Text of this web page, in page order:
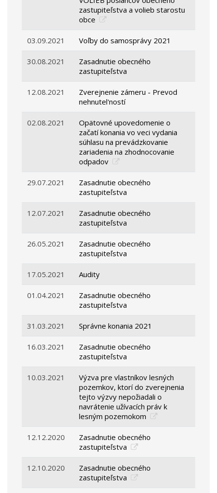
zastupiteľstva a volieb starostu
obce
03.09.2021 Voľby do samosprávy 2021
30.08.2021
Zasadnutie obecného
zastupiteľstva
12.08.2021
Zverejnenie zámeru - Prevod
nehnutel'ností
02.08.2021
Opätovné upovedomenie o
začatí konania vo veci vydania
súhlasu na prevádzkovanie
zariadenia na zhodnocovanie
odpadov
29.07.2021
Zasadnutie obecného
zastupiteľstva
12.07.2021
Zasadnutie obecného
zastupiteľstva
26.05.2021
Zasadnutie obecného
zastupiteľstva
17.05.2021 Audity
01.04.2021
Zasadnutie obecného
zastupiteľstva
31.03.2021 Správne konania 2021
16.03.2021
Zasadnutie obecného
zastupiteľstva
10.03.2021
Výzva pre vlastníkov lesných
pozemkov, ktorí do zverejnenia
tejto výzvy nepožiadali o
navrátenie užívacích práv k
lesným pozemokom
12.12.2020
Zasadnutie obecného
zastupiteľstva
12.10.2020
Zasadnutie obecného
zastupiteľstva